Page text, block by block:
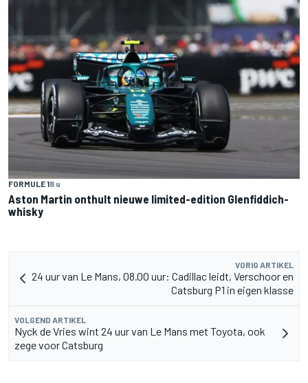
FORMULE 18 u
Aston Martin onthult nieuwe limited-edition Glenfiddich-
whisky
VORIG ARTIKEL
24 uur van Le Mans, 08.00 uur: Cadillac leidt, Verschoor en
Catsburg P1 in eigen klasse
VOLGEND ARTIKEL
Nyck de Vries wint 24 uur van Le Mans met Toyota, ook
zege voor Catsburg